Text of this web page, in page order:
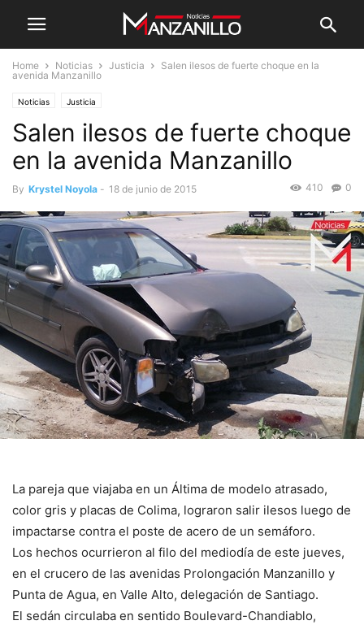
Home Noticias Justicia
Salen ilesos de fuerte choque en la
avenida Manzanillo
Noticias Justicia
Salen ilesos de fuerte choque
en la avenida Manzanillo
By Krystel Noyola - 18 de junio de 2015 0
410
La pareja que viajaba en un Áltima de modelo atrasado,
color gris y placas de Colima, lograron salir ilesos luego de
impactarse contra el poste de acero de un semáforo.
Los hechos ocurrieron al filo del mediodía de este jueves,
en el crucero de las avenidas Prolongación Manzanillo y
Punta de Agua, en Valle Alto, delegación de Santiago.
El sedán circulaba en sentido Boulevard-Chandiablo,